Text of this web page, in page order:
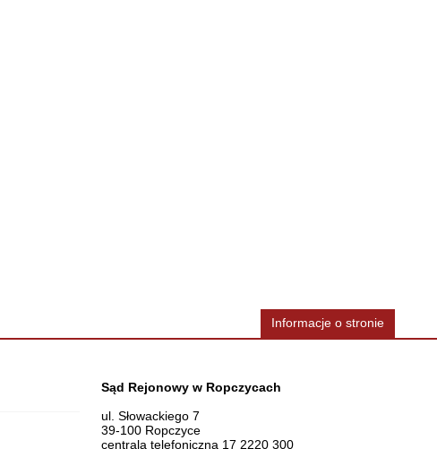
Informacje o stronie
Dane teleadresowe
Sąd Rejonowy w Ropczycach
ul. Słowackiego 7
39-100 Ropczyce
centrala telefoniczna 17 2220 300